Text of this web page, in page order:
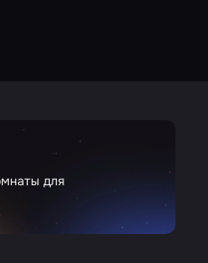
для